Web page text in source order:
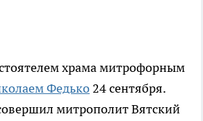
храма митрофорным
Федько 24 сентября.
митрополит Вятский